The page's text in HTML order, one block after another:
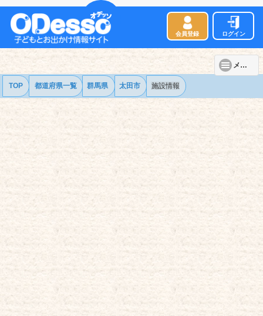
会員登録 ログイン
メニュー
TOP 都道府県一覧 群馬県 太田市 施設情報